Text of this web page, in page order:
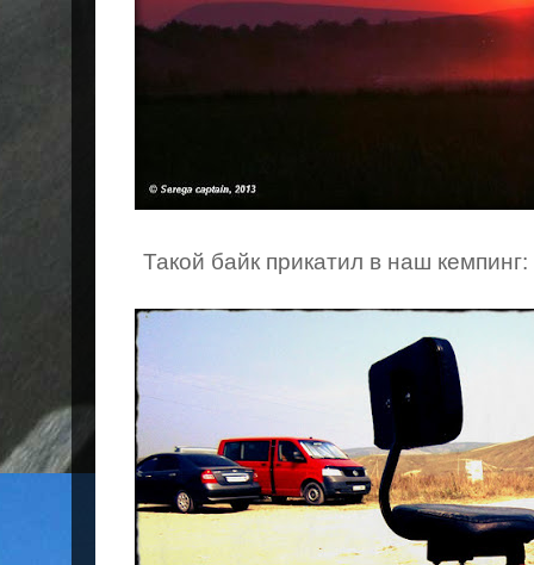
Такой байк прикатил в наш кемпинг: